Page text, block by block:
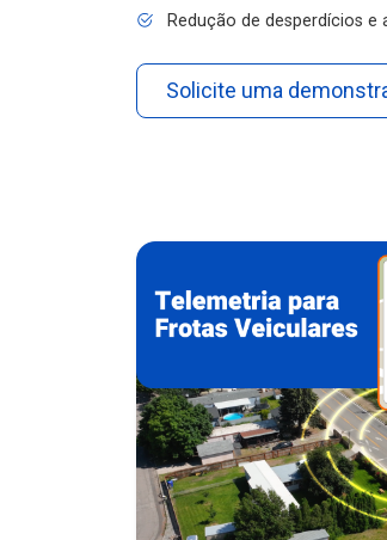
Redução de desperdícios
Solicite uma